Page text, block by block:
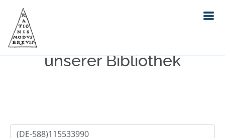
Einfache Suche im Bestand
unserer Bibliothek